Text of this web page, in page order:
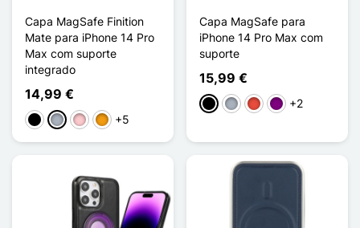
Capa MagSafe Finition
Mate para iPhone 14 Pro
Max com suporte
integrado
14,99 €
PretoCinzento
RosaLaranja
+5
Capa MagSafe para
iPhone 14 Pro Max com
suporte
15,99 €
PretoCinzentoVermelho
Púrpura
+2